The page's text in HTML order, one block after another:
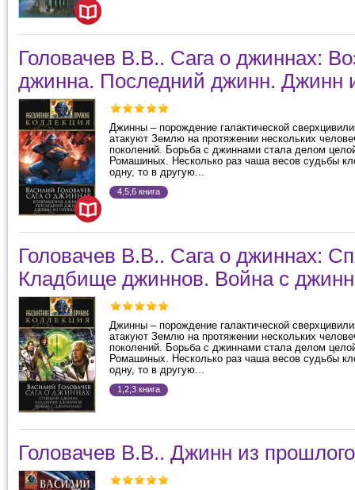
Головачев В.В.. Сага о джиннах:
джинна. Последний джинн. Джинн
Джинны – порождение галактической
атакуют Землю на протяжении нескольких
поколений. Борьба с джиннами стала делом
Ромашиных. Несколько раз чаша весов судьбы
одну, то в другую...
4,5,6 книга
Головачев В.В.. Сага о джиннах:
Кладбище джиннов. Война с
Джинны – порождение галактической
атакуют Землю на протяжении нескольких
поколений. Борьба с джиннами стала делом
Ромашиных. Несколько раз чаша весов судьбы
одну, то в другую...
1,2,3 книга
Головачев В.В.. Джинн из прошлого